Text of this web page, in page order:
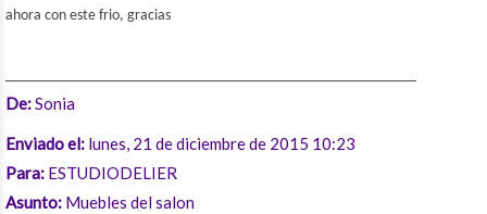
ahora con este frio, gracias
De:Sonia
Enviado el: lunes, 21 de diciembre de 2015 10:23
Para: ESTUDIODELIER
Asunto: Muebles del salon